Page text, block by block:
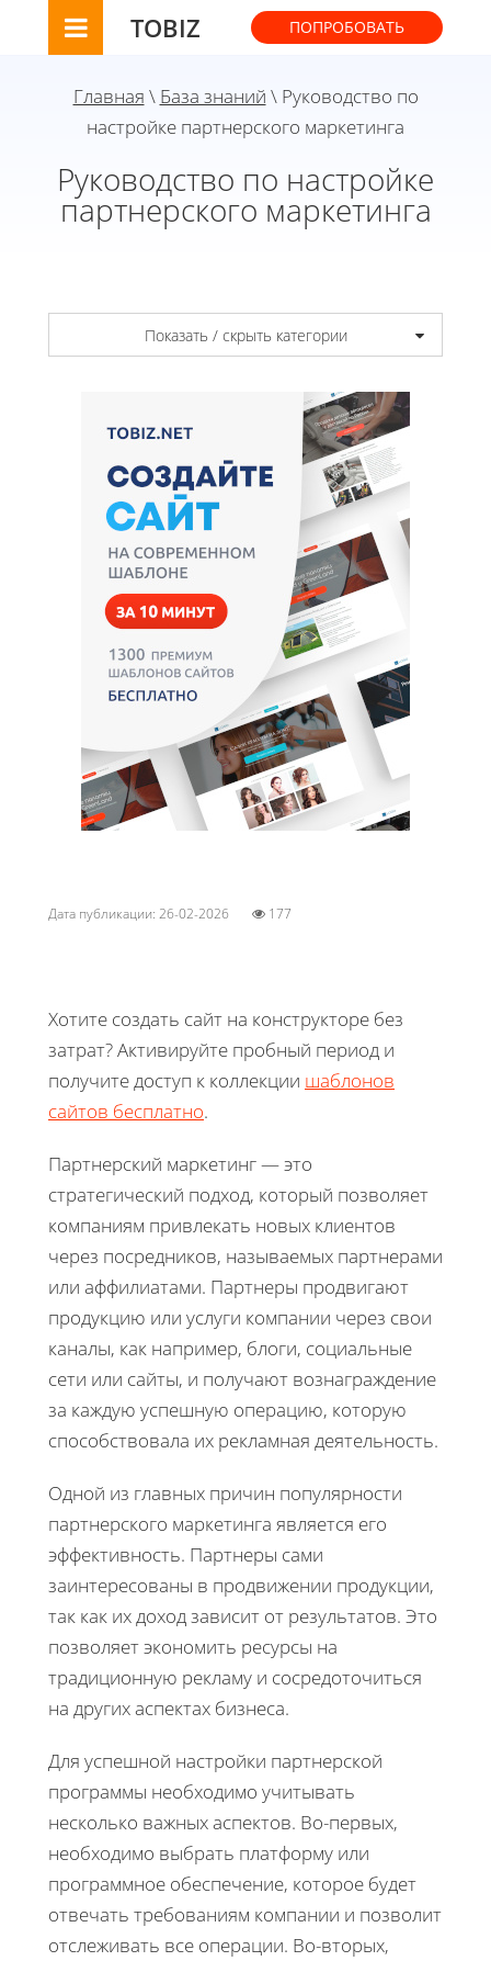
TOBIZ ПОПРОБОВАТЬ
Главная \ База знаний \ Руководство по
настройке партнерского маркетинга
Руководство по настройке
партнерского маркетинга
Показать / скрыть категории
Дата публикации: 26-02-2026 177
Хотите создать сайт на конструкторе без
затрат? Активируйте пробный период и
получите доступ к коллекции шаблонов
сайтов бесплатно.
Партнерский маркетинг — это
стратегический подход, который позволяет
компаниям привлекать новых клиентов
через посредников, называемых партнерами
или аффилиатами. Партнеры продвигают
продукцию или услуги компании через свои
каналы, как например, блоги, социальные
сети или сайты, и получают вознаграждение
за каждую успешную операцию, которую
способствовала их рекламная деятельность.
Одной из главных причин популярности
партнерского маркетинга является его
эффективность. Партнеры сами
заинтересованы в продвижении продукции,
так как их доход зависит от результатов. Это
позволяет экономить ресурсы на
традиционную рекламу и сосредоточиться
на других аспектах бизнеса.
Для успешной настройки партнерской
программы необходимо учитывать
несколько важных аспектов. Во-первых,
необходимо выбрать платформу или
программное обеспечение, которое будет
отвечать требованиям компании и позволит
отслеживать все операции. Во-вторых,